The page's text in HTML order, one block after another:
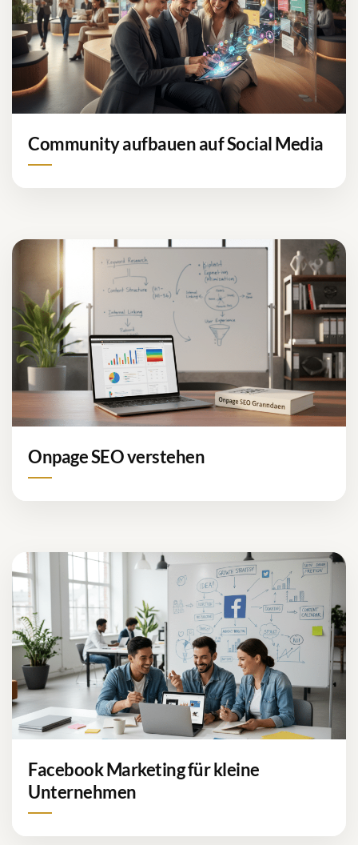
Community aufbauen auf Social Media
Onpage SEO verstehen
Facebook Marketing für kleine
Unternehmen